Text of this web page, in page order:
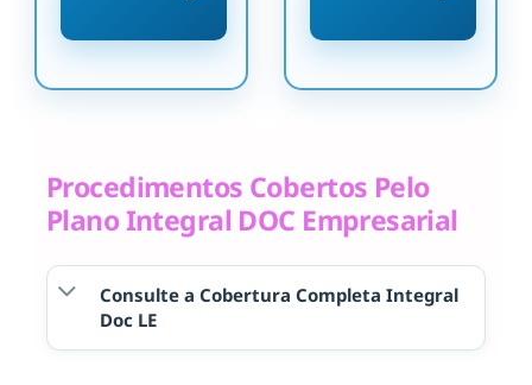
Procedimentos Cobertos Pelo
Plano Integral DOC Empresarial
Consulte a Cobertura Completa Integral
Doc LE